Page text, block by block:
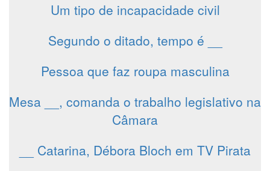
Um tipo de incapacidade civil
Segundo o ditado, tempo é __
Pessoa que faz roupa masculina
Mesa __, comanda o trabalho legislativo na
Câmara
__ Catarina, Débora Bloch em TV Pirata